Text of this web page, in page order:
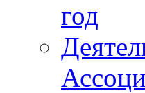
год